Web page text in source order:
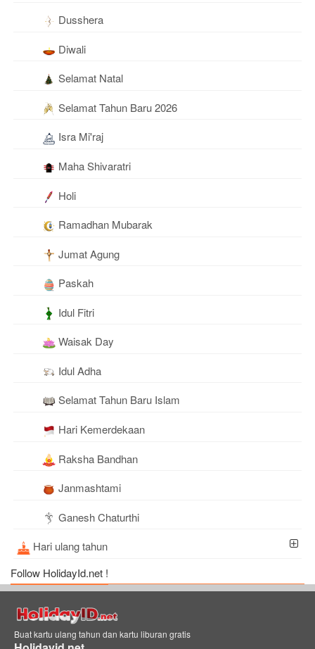
Dusshera
Diwali
Selamat Natal
Selamat Tahun Baru 2026
Isra Mi'raj
Maha Shivaratri
Holi
Ramadhan Mubarak
Jumat Agung
Paskah
Idul Fitri
Waisak Day
Idul Adha
Selamat Tahun Baru Islam
Hari Kemerdekaan
Raksha Bandhan
Janmashtami
Ganesh Chaturthi
Hari ulang tahun
Follow HolidayId.net !
Buat kartu ulang tahun dan kartu liburan gratis